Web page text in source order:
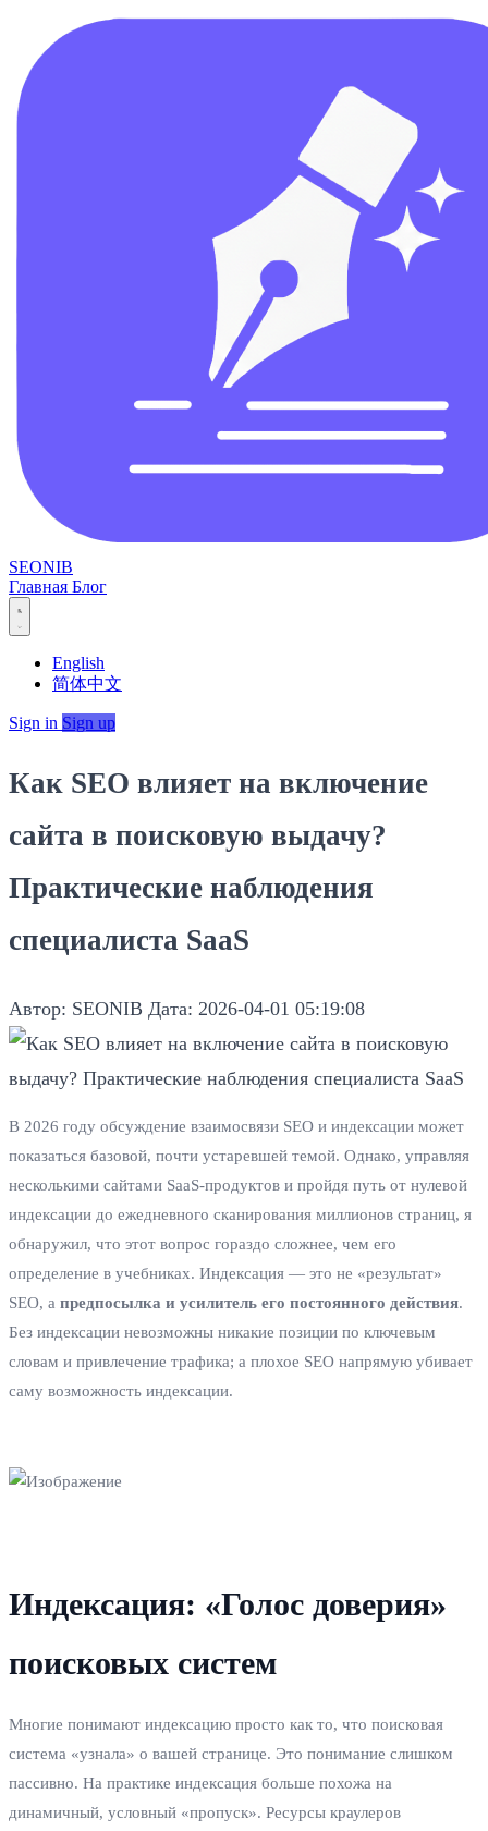
SEONIB
Главная Блог
English
简体中文
Sign in Sign up
Как SEO влияет на включение
сайта в поисковую выдачу?
Практические наблюдения
специалиста SaaS
Автор: SEONIB Дата: 2026-04-01 05:19:08
В 2026 году обсуждение взаимосвязи SEO и индексации может
показаться базовой, почти устаревшей темой. Однако, управляя
несколькими сайтами SaaS-продуктов и пройдя путь от нулевой
индексации до ежедневного сканирования миллионов страниц, я
обнаружил, что этот вопрос гораздо сложнее, чем его
определение в учебниках. Индексация — это не «результат»
SEO, а предпосылка и усилитель его постоянного действия.
Без индексации невозможны никакие позиции по ключевым
словам и привлечение трафика; а плохое SEO напрямую убивает
саму возможность индексации.
Индексация: «Голос доверия»
поисковых систем
Многие понимают индексацию просто как то, что поисковая
система «узнала» о вашей странице. Это понимание слишком
пассивно. На практике индексация больше похожа на
динамичный, условный «пропуск». Ресурсы краулеров